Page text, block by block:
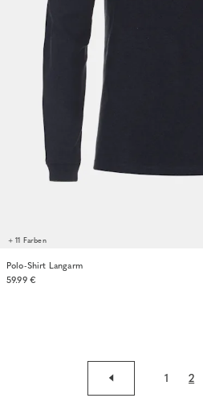
+ 11 Farben
Polo-Shirt Langarm
59.99 €
1 2